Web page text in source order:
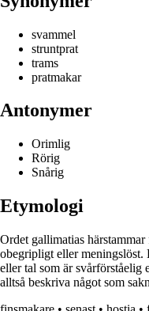
svammel
struntprat
trams
pratmakar
Antonymer
Orimlig
Rörig
Snårig
Etymologi
Ordet gallimatias
obegripligt eller meningslöst.
eller tal som är svårförståelig
alltså beskriva något som